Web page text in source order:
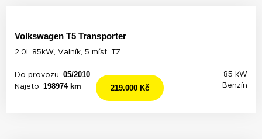
Volkswagen T5 Transporter
2.0i, 85kW, Valník, 5 míst, TZ
Do provozu: 05/2010
Najeto: 198974 km
85 kW
Benzín
219.000 Kč